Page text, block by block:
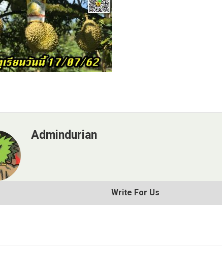
Admindurian
Write For Us